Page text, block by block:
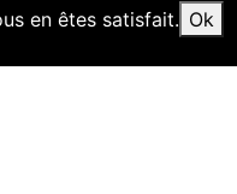
en êtes satisfait. Ok